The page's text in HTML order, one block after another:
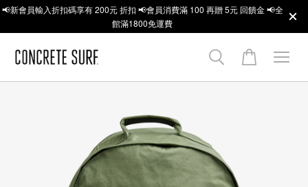
📢新會員輸入折扣碼享有 200元 折扣 📢會員消費滿 100 再贈 5元 回饋金 📢全
館滿1800免運費